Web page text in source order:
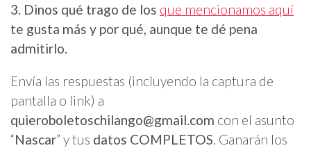
3. Dinos qué trago de los que mencionamos aquí
te gusta más y por qué, aunque te dé pena
admitirlo.
Envía las respuestas (incluyendo la captura de
pantalla o link) a
quieroboletoschilango@gmail.com con el asunto
“Nascar” y tus datos COMPLETOS. Ganarán los